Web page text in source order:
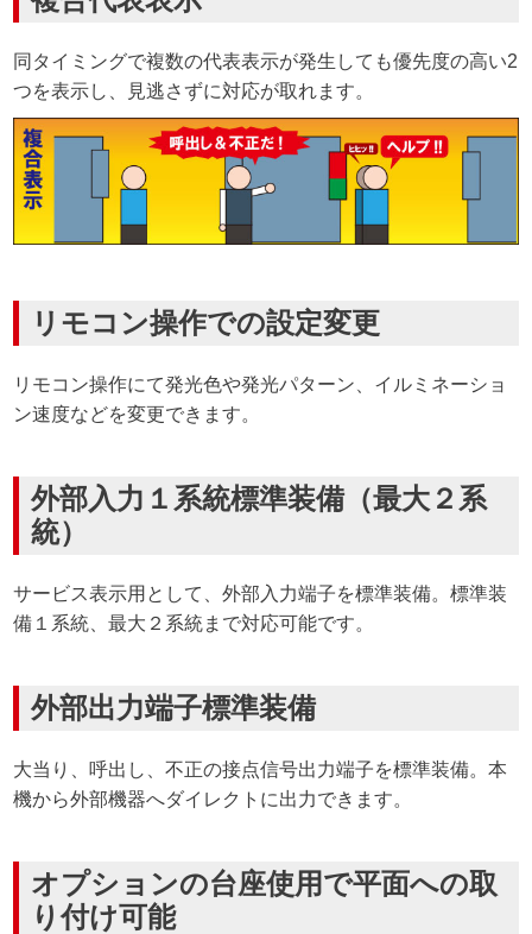
同タイミングで複数の代表表示が発生しても優先度の高い2
つを表示し、見逃さずに対応が取れます。
リモコン操作での設定変更
リモコン操作にて発光色や発光パターン、イルミネーショ
ン速度などを変更できます。
外部入力１系統標準装備（最大２系
統）
サービス表示用として、外部入力端子を標準装備。標準装
備１系統、最大２系統まで対応可能です。
外部出力端子標準装備
大当り、呼出し、不正の接点信号出力端子を標準装備。本
機から外部機器へダイレクトに出力できます。
オプションの台座使用で平面への取
り付け可能